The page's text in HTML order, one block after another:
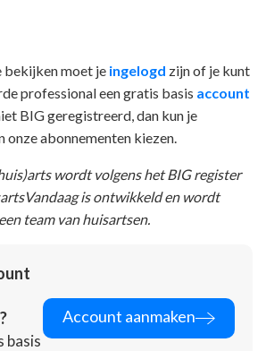
bekijken moet je ingelogd zijn of je kunt
professional een gratis basis account
BIG geregistreerd, dan kun je
onze abonnementen kiezen.
wordt volgens het BIG register
is ontwikkeld en wordt
team van huisartsen.
basis
Account aanmaken